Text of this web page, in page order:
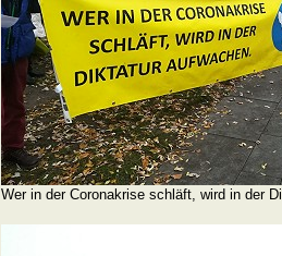
Wer in der Coronakrise schläft, wird in der